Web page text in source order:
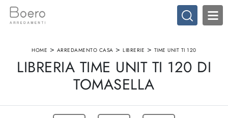
HOME > ARREDAMENTO CASA >LIBRERIE > TIME UNIT TI 120
LIBRERIA TIME UNIT TI 120 DI
TOMASELLA